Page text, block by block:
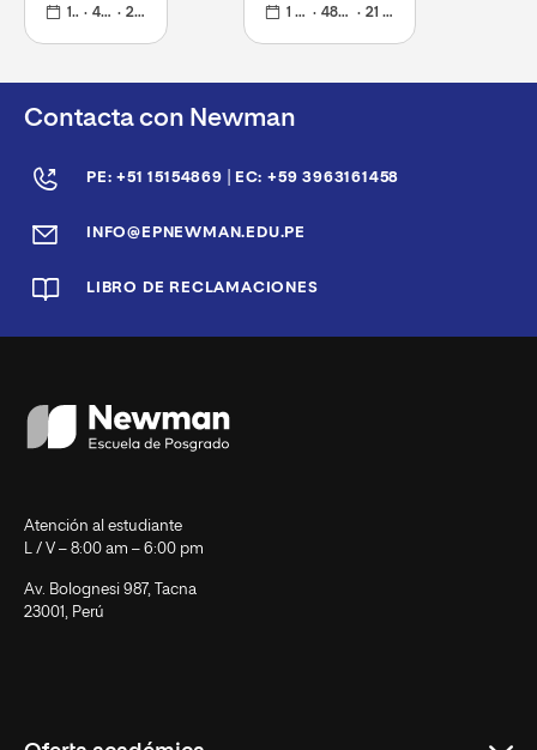
el aula
1 año 48+12 21 de septiembre de 2026
1 año
48+12 21 de septiembre 2026
Contacta con Newman
PE: +51 15154869 EC: +59 3963161458
INFO@EPNEWMAN.EDU.PE
LIBRO DE RECLAMACIONES
Atención al estudiante
L / V – 8:00 am – 6:00 pm
Av. Bolognesi 987, Tacna
23001, Perú